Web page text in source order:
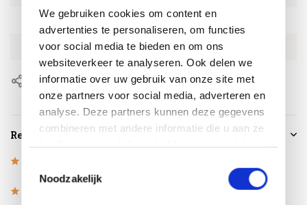
We gebruiken cookies om content en
advertenties te personaliseren, om functies
voor social media te bieden en om ons
websiteverkeer te analyseren. Ook delen we
informatie over uw gebruik van onze site met
onze partners voor social media, adverteren en
analyse. Deze partners kunnen deze gegevens
combineren met andere informatie die u aan ze
Noodzakelijk
SKU TYTLC2064
EAN 8720848310759
Delen
Reviews